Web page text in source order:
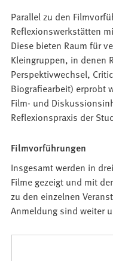
Parallel zu den
Reflexionswerkstätten
Diese bieten Raum für
Kleingruppen, in denen
Perspektivwechsel,
Biografiearbeit) erprobt
Film- und
Reflexionspraxis der
Filmvorführungen
Insgesamt werden in
Filme gezeigt und mit
zu den einzelnen
Anmeldung sind weiter